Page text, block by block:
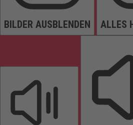
BILDER AUSBLENDEN ALLES